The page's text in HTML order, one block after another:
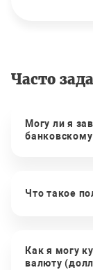
Часто
Могу ли я
Что такое
Как я могу
валюту